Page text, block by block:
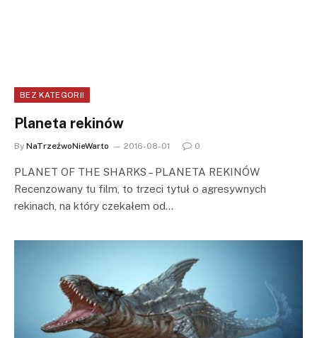
BEZ KATEGORII
Planeta rekinów
By NaTrzeźwoNieWarto 2016-08-01 0
PLANET OF THE SHARKS – PLANETA REKINÓW
Recenzowany tu film, to trzeci tytuł o agresywnych
rekinach, na który czekałem od…